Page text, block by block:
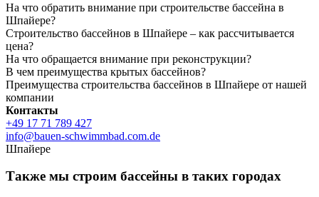
На что обратить внимание при строительстве бассейна в
Шпайере?
Строительство бассейнов в Шпайере – как рассчитывается
цена?
На что обращается внимание при реконструкции?
В чем преимущества крытых бассейнов?
Преимущества строительства бассейнов в Шпайере от нашей
компании
Контакты
+49 17 71 789 427
info@bauen-schwimmbad.com.de
Шпайере
Также мы строим бассейны в таких городах